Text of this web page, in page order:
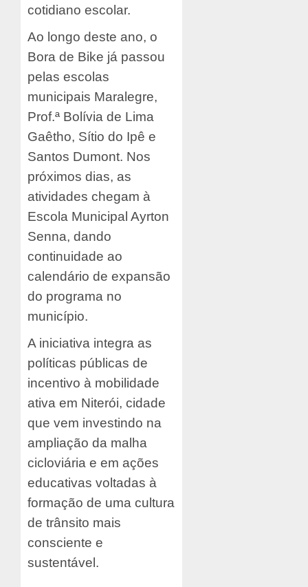
cotidiano escolar.
Ao longo deste ano, o
Bora de Bike já passou
pelas escolas
municipais Maralegre,
Prof.ª Bolívia de Lima
Gaêtho, Sítio do Ipê e
Santos Dumont. Nos
próximos dias, as
atividades chegam à
Escola Municipal Ayrton
Senna, dando
continuidade ao
calendário de expansão
do programa no
município.
A iniciativa integra as
políticas públicas de
incentivo à mobilidade
ativa em Niterói, cidade
que vem investindo na
ampliação da malha
cicloviária e em ações
educativas voltadas à
formação de uma cultura
de trânsito mais
consciente e
sustentável.